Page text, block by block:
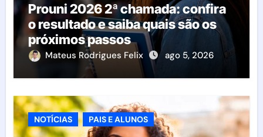
Prouni 2026 2ª chamada: confira
o resultado e saiba quais são os
próximos passos
Mateus Rodrigues Felix ago 5, 2026
NOTÍCIAS PAIS E ALUNOS